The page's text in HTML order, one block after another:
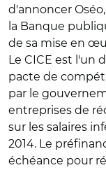
d'annoncer
la Banque
de sa mise en
Le CICE est l'un
pacte de
par le
entreprises de
sur les salaires
2014. Le
échéance pour